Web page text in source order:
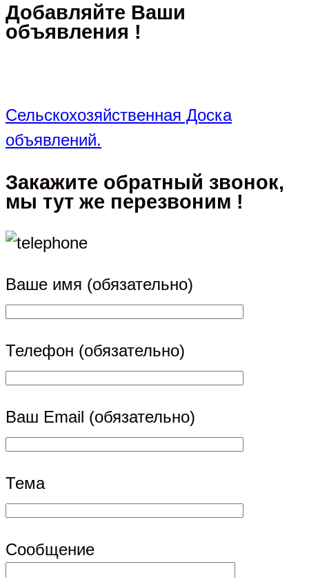
Добавляйте Ваши
объявления !
Сельскохозяйственная Доска
объявлений.
Закажите обратный звонок,
мы тут же перезвоним !
Ваше имя (обязательно)
Телефон (обязательно)
Ваш Email (обязательно)
Тема
Сообщение